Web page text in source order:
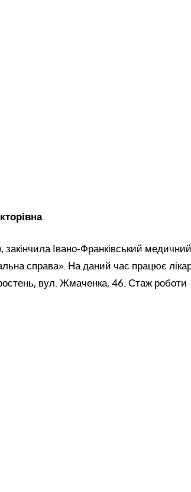
закінчила Івано-Франківський
справа». На даний час працює
вул. Жмаченка, 46. Стаж роботи